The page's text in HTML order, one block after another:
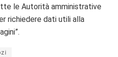
le Autorità amministrative
richiedere dati utili alla